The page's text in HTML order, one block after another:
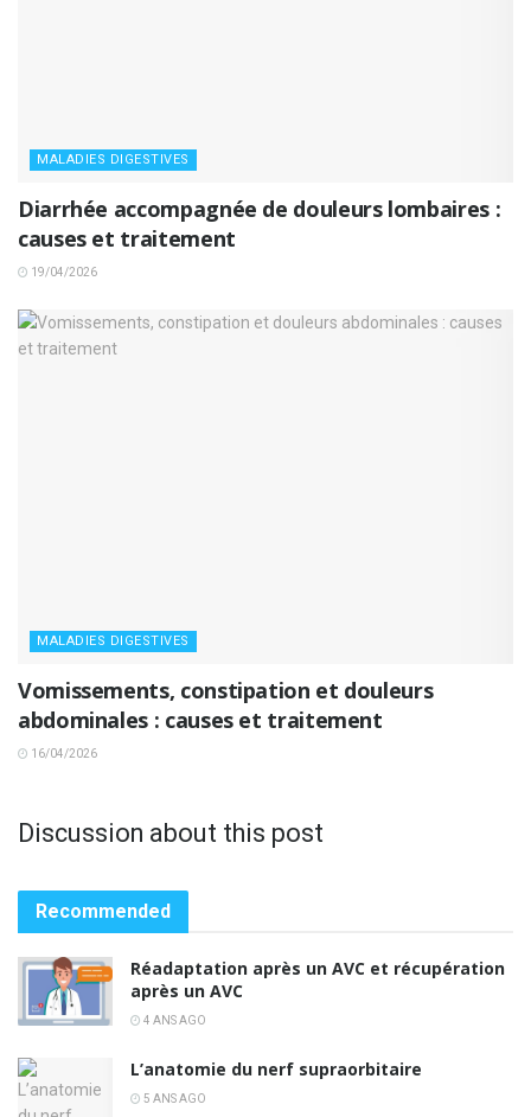
MALADIES DIGESTIVES
Diarrhée accompagnée de douleurs lombaires :
causes et traitement
19/04/2026
MALADIES DIGESTIVES
Vomissements, constipation et douleurs
abdominales : causes et traitement
16/04/2026
Discussion about this post
Recommended
Réadaptation après un AVC et récupération
après un AVC
4 ANS AGO
L’anatomie du nerf supraorbitaire
5 ANS AGO